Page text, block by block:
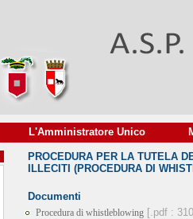
L'Amministratore Unico
PROCEDURA PER LA TUTELA
ILLECITI (PROCEDURA DI
Documenti
Procedura di whistleblowing [.pdf :